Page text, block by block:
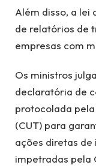
Além disso, a lei
de relatórios de
empresas com
Os ministros
declaratória de
protocolada
(CUT) para
ações diretas de
impetradas pela